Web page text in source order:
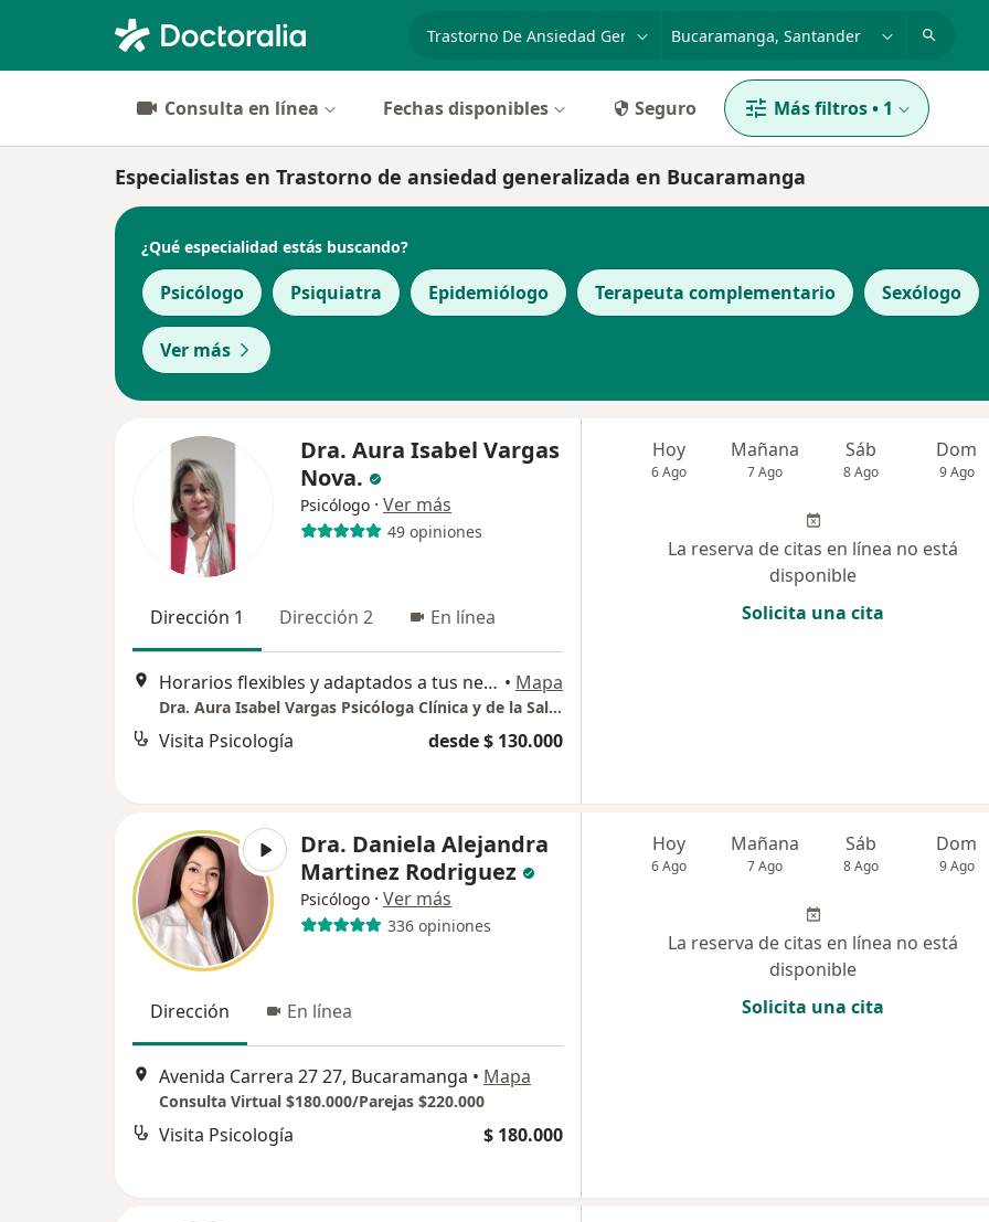
Consulta en línea Fechas disponibles Seguro Más filtros• 1
Especialistas en Trastorno de ansiedad generalizada en Bucaramanga
¿Qué especialidad estás buscando?
Psicólogo Psiquiatra Epidemiólogo Terapeuta complementario Sexólogo
Ver más
Dra. Aura Isabel Vargas
Nova.
Psicólogo · Ver más
49 opiniones
Dirección 1 Dirección 2 En línea
Horarios flexibles y adaptados a tus necesidades., Bucaramanga • Mapa
Dra. Aura Isabel Vargas Psicóloga Clínica y de la Salud- Consulta en línea Bucaramanga
Visita Psicología desde $ 130.000
Hoy
6 Ago
Mañana
7 Ago
Sáb
8 Ago
Dom
9 Ago
La reserva de citas en línea no está
disponible
Solicita una cita
Dra. Daniela Alejandra
Martinez Rodriguez
Psicólogo · Ver más
336 opiniones
Dirección En línea
Avenida Carrera 27 27, Bucaramanga • Mapa
Consulta Virtual $180.000/Parejas $220.000
Visita Psicología $ 180.000
Hoy
6 Ago
Mañana
7 Ago
Sáb
8 Ago
Dom
9 Ago
La reserva de citas en línea no está
disponible
Solicita una cita